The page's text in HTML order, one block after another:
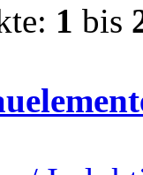
1 bis